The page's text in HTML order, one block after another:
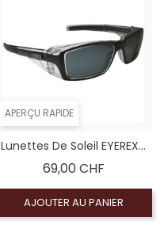
APERÇU RAPIDE
Lunettes De Soleil EYEREX...
69,00 CHFPrix
AJOUTER AU PANIER